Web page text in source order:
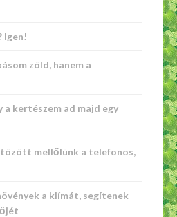
Igen!
zöld, hanem a
a kertészem ad majd egy
mellőlünk a telefonos,
a klímát, segítenek